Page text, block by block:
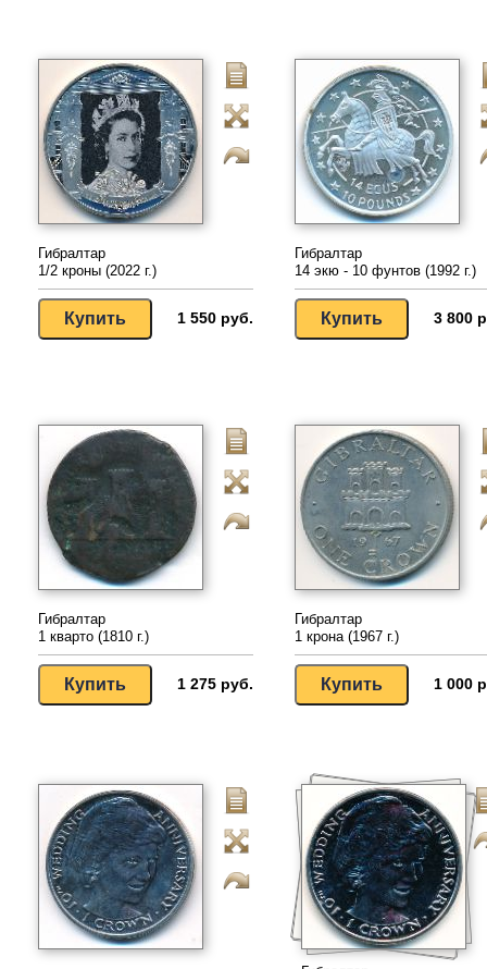
Гибралтар
1/2 кроны (2022 г.)
1 550 руб.
Гибралтар
14 экю - 10 фунтов (1992 г.)
3 800
Гибралтар
1 кварто (1810 г.)
1 275 руб.
Гибралтар
1 крона (1967 г.)
1 000